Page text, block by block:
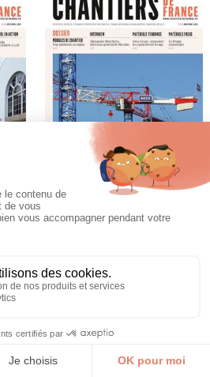
Voir le sommaire